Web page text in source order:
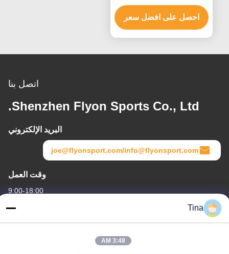
الرياضة المحكمة
احصل على افضل سعر
اتصل بنا
Shenzhen Flyon Sports Co., Ltd.
البريد الإلكتروني
joe@flyonsport.com/info@flyonsport.com
وقت العمل
9:00-18:00
Tina
3:48 AM